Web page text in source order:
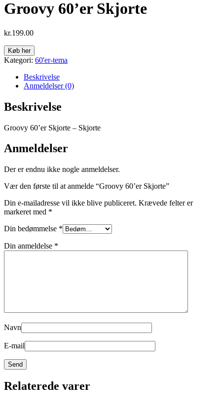
Groovy 60’er Skjorte
kr.199.00
Køb her
Kategori: 60'er-tema
Beskrivelse
Anmeldelser (0)
Beskrivelse
Groovy 60’er Skjorte – Skjorte
Anmeldelser
Der er endnu ikke nogle anmeldelser.
Vær den første til at anmelde “Groovy 60’er Skjorte”
Din e-mailadresse vil ikke blive publiceret. Krævede felter er
markeret med *
Din bedømmelse *
Din anmeldelse *
Navn
E-mail
Relaterede varer